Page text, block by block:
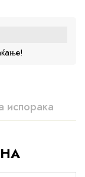
испорака